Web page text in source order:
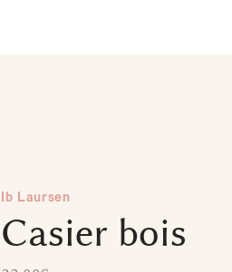
Ib Laursen
Casier bois